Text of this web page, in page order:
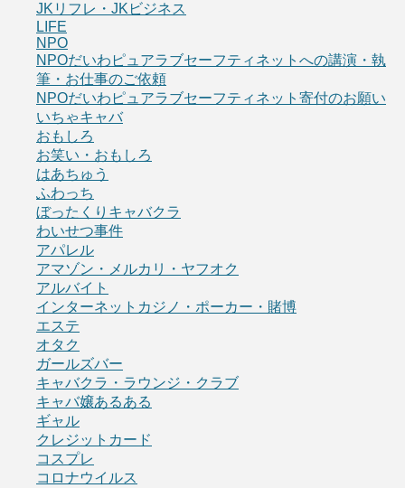
JKリフレ・JKビジネス
LIFE
NPO
NPOだいわピュアラブセーフティネットへの講演・執
筆・お仕事のご依頼
NPOだいわピュアラブセーフティネット寄付のお願い
いちゃキャバ
おもしろ
お笑い・おもしろ
はあちゅう
ふわっち
ぼったくりキャバクラ
わいせつ事件
アパレル
アマゾン・メルカリ・ヤフオク
アルバイト
インターネットカジノ・ポーカー・賭博
エステ
オタク
ガールズバー
キャバクラ・ラウンジ・クラブ
キャバ嬢あるある
ギャル
クレジットカード
コスプレ
コロナウイルス